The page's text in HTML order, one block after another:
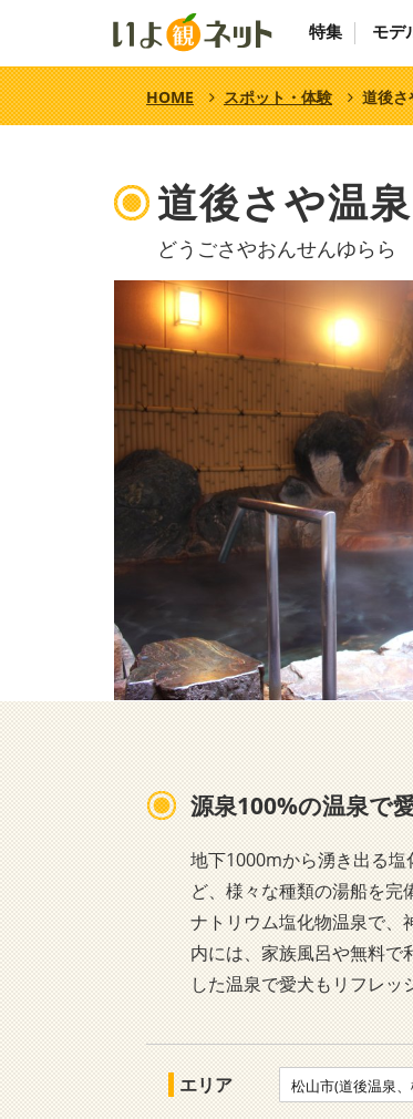
特集 モデ
HOME スポット・体験 道後さ
道後さや温
どうごさやおんせんゆらら
源泉100%の温泉で
地下1000mから湧き出る
ど、様々な種類の湯船を
ナトリウム塩化物温泉で、
内には、家族風呂や無料で
した温泉で愛犬もリフレッ
エリア 松山市(道後温泉